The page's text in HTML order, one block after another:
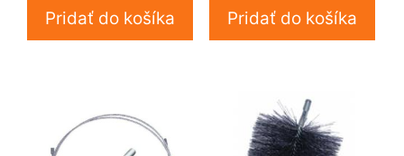
Pridať do košíka Pridať do košíka